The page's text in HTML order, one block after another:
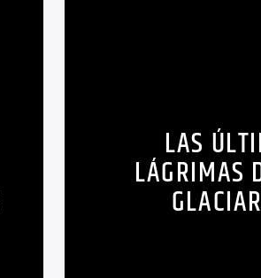
LAS
LÁGRIMAS